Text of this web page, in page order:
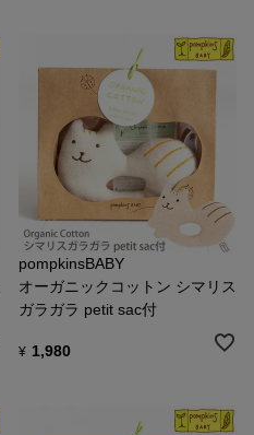
pompkinsBABY
オーガニックコットン シマリス
ガラガラ petit sac付
¥ 1,980